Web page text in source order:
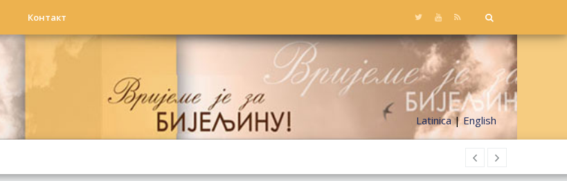
Контакт
Latinica| English